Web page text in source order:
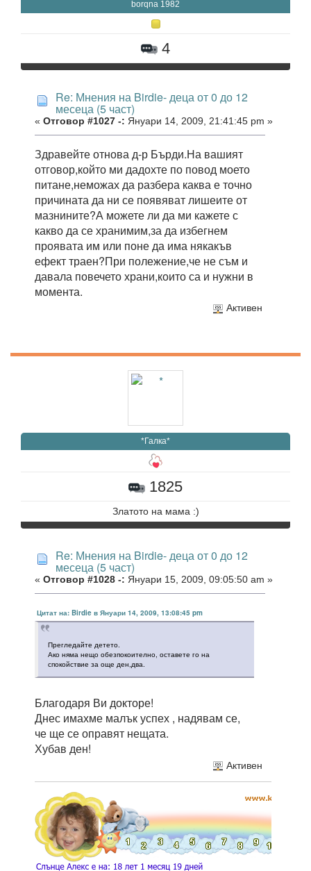
borqna 1982
4
Re: Мнения на Birdie- деца от 0 до 12
месеца (5 част)
« Отговор #1027 -: Януари 14, 2009, 21:41:45 pm »
Здравейте отнова д-р Бърди.На вашият
отговор,който ми дадохте по повод моето
питане,неможах да разбера каква е точно
причината да ни се появяват лишеите от
мазнините?А можете ли да ми кажете с
какво да се хранимим,за да избегнем
проявата им или поне да има някакъв
ефект траен?При полежение,че не съм и
давала повечето храни,които са и нужни в
момента.
Активен
*Галка*
1825
Златото на мама :)
Re: Мнения на Birdie- деца от 0 до 12
месеца (5 част)
« Отговор #1028 -: Януари 15, 2009, 09:05:50 am »
Цитат на: Birdie в Януари 14, 2009, 13:08:45 pm
Прегледайте детето.
Ако няма нещо обезпокоително, оставете го на
спокойствие за още ден,два.
Благодаря Ви докторе!
Днес имахме малък успех , надявам се,
че ще се оправят нещата.
Хубав ден!
Активен